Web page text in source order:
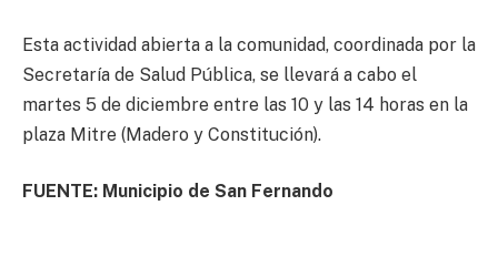
Esta actividad abierta a la comunidad, coordinada por la
Secretaría de Salud Pública, se llevará a cabo el
martes 5 de diciembre entre las 10 y las 14 horas en la
plaza Mitre (Madero y Constitución).
FUENTE: Municipio de San Fernando